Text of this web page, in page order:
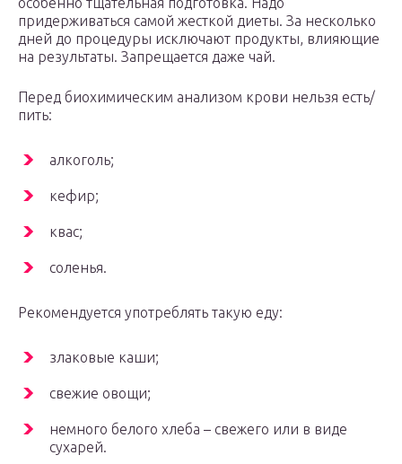
придерживаться самой жесткой диеты. За несколько
дней до процедуры исключают продукты, влияющие
на результаты. Запрещается даже чай.
Перед биохимическим анализом крови нельзя есть/
пить:
алкоголь;
кефир;
квас;
соленья.
Рекомендуется употреблять такую еду:
злаковые каши;
свежие овощи;
немного белого хлеба – свежего или в виде
сухарей.